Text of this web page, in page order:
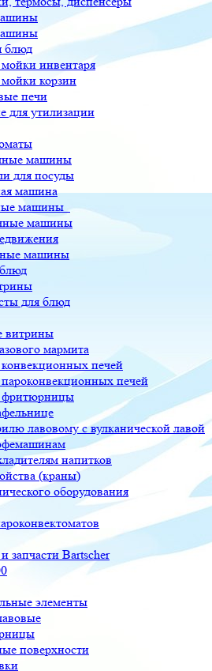
блюд
инвентаря
корзин
печи
для утилизации
машины
для посуды
машина
машины
машины
машины
для блюд
витрины
мармита
конвекционных печей
пароконвекционных печей
фритюрницы
лавовому с вулканической лавой
напитков
(краны)
оборудования
запчасти Bartscher
элементы
поверхности